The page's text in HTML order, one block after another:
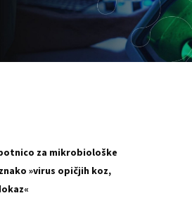
za mikrobiološke
»virus opičjih koz,